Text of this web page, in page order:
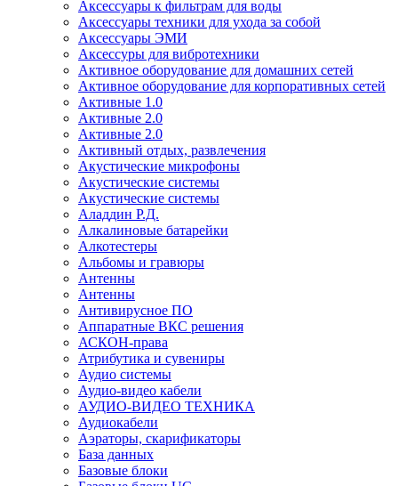
Аксессуары к фильтрам для воды
Аксессуары техники для ухода за собой
Аксессуары ЭМИ
Аксессуры для вибротехники
Активное оборудование для домашних сетей
Активное оборудование для корпоративных сетей
Активные 1.0
Активные 2.0
Активные 2.0
Активный отдых, развлечения
Акустические микрофоны
Акустические системы
Акустические системы
Аладдин Р.Д.
Алкалиновые батарейки
Алкотестеры
Альбомы и гравюры
Антенны
Антенны
Антивирусное ПО
Аппаратные ВКС решения
АСКОН-права
Атрибутика и сувениры
Аудио системы
Аудио-видео кабели
АУДИО-ВИДЕО ТЕХНИКА
Аудиокабели
Аэраторы, скарификаторы
База данных
Базовые блоки